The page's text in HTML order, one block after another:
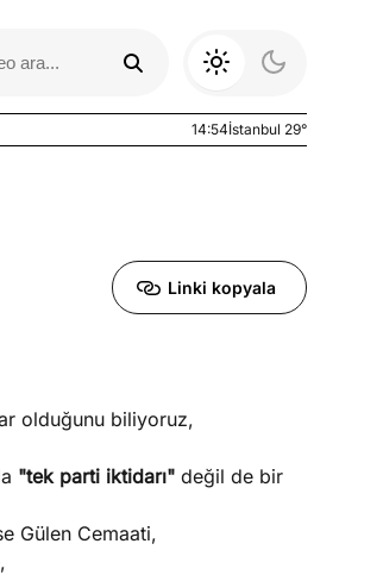
Yazıları
14:54İstanbul 29°
Linki kopyala
olduğunu biliyoruz,
"tek parti iktidarı" değil de bir
Gülen Cemaati,